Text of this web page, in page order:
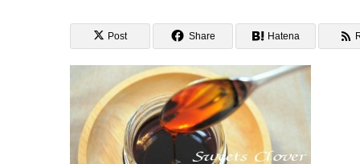
Post Share Hatena